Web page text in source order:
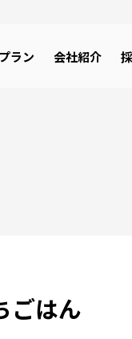
プラン 会社紹介
ごはん